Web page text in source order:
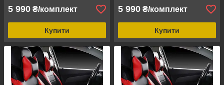
5 990 ₴/комплект
Купити
5 990 ₴/комплект
Купити